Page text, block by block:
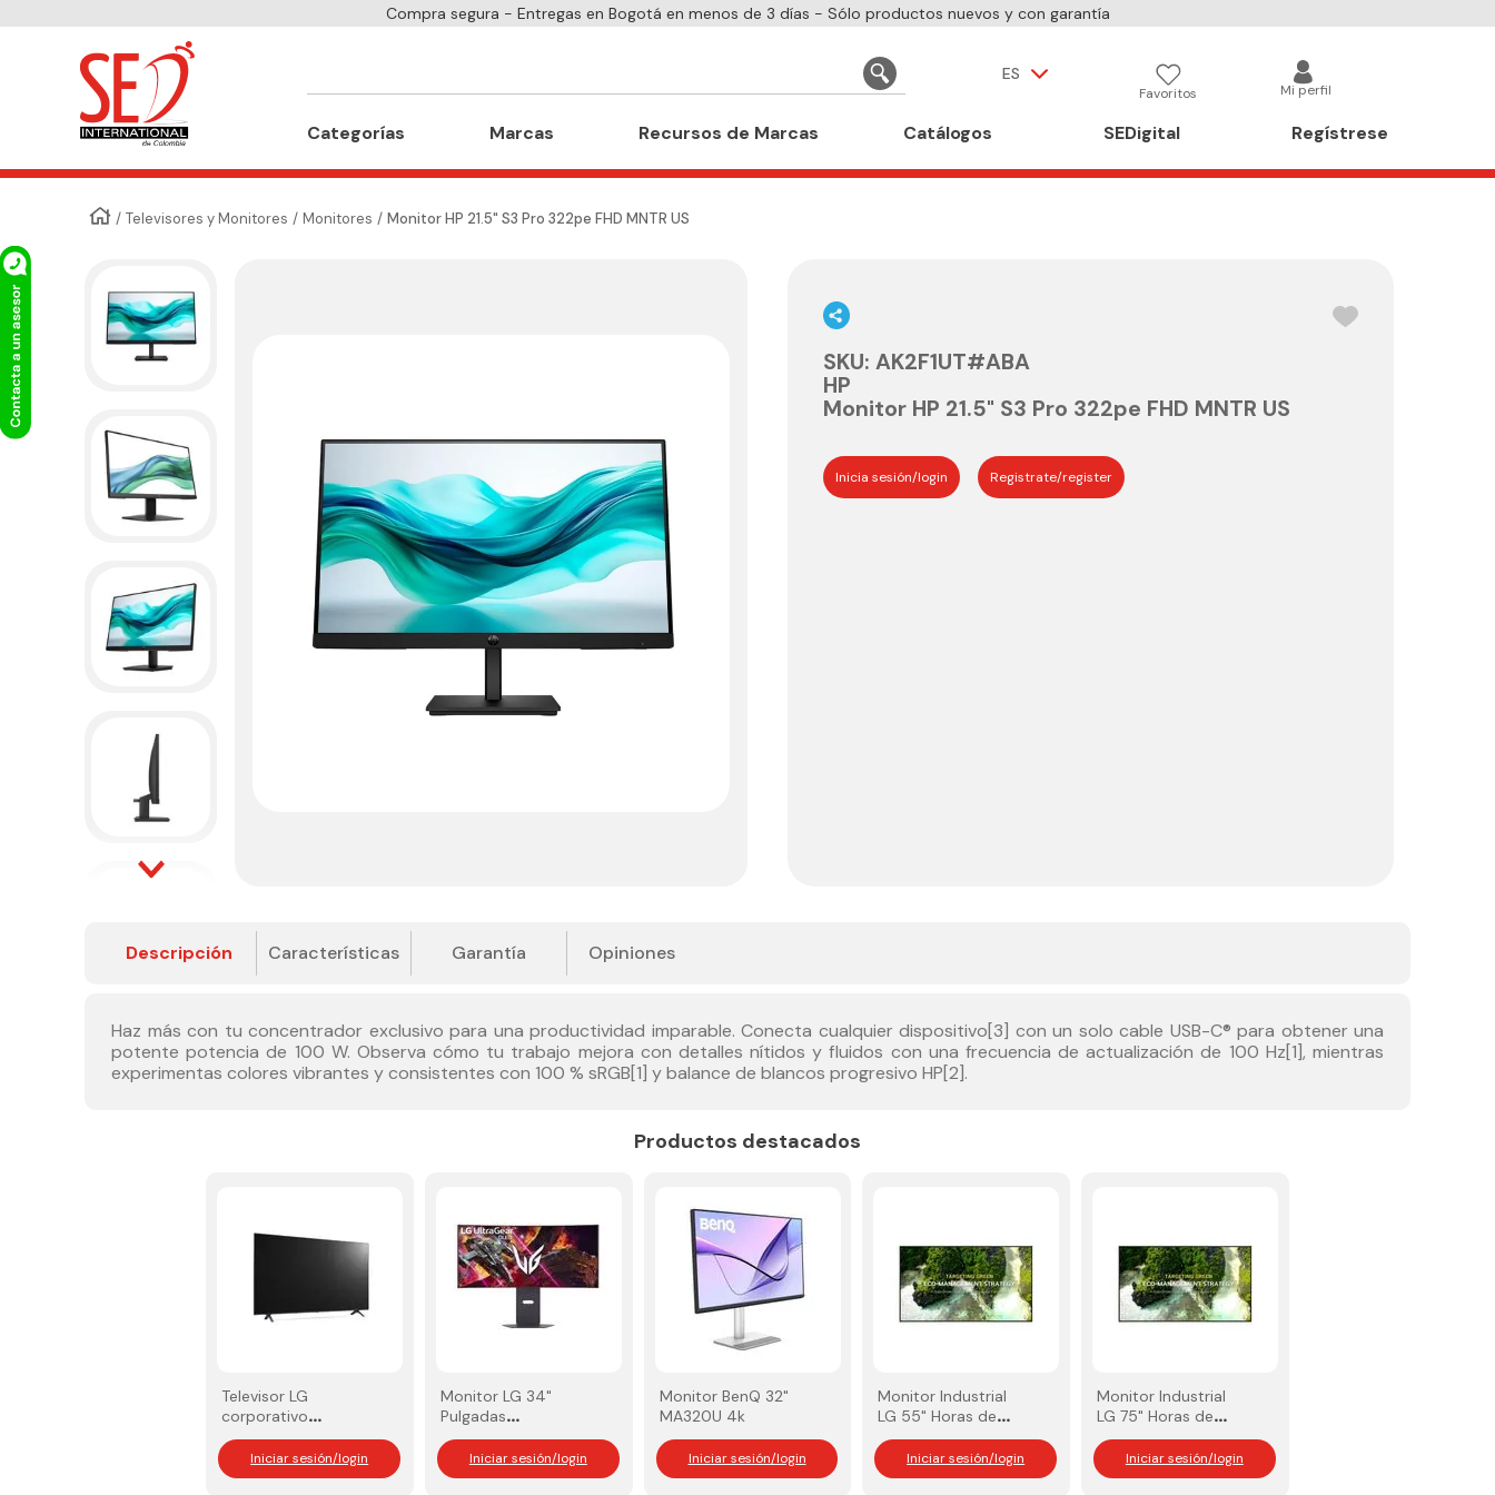
Compra segura - Entregas en Bogotá en menos de 3 días - Sólo productos nuevos y con garantía
ES
Favoritos Mi perfil
Categorías Marcas Recursos de Marcas Catálogos SEDigital Regístrese
Televisores y Monitores Monitores Monitor HP 21.5" S3 Pro 322pe FHD MNTR US
SKU: AK2F1UT#ABA
HP
Monitor HP 21.5" S3 Pro 322pe FHD MNTR US
Inicia sesión/login Registrate/register
Descripción Características Garantía Opiniones
Haz más con tu concentrador exclusivo para una productividad imparable. Conecta cualquier dispositivo[3] con un solo cable USB-C® para obtener una
potente potencia de 100 W. Observa cómo tu trabajo mejora con detalles nítidos y fluidos con una frecuencia de actualización de 100 Hz[1], mientras
experimentas colores vibrantes y consistentes con 100 % sRGB[1] y balance de blancos progresivo HP[2].
Productos destacados
Televisor LG
corporativo
compatible con
Super Sing
Iniciar sesión/login
Monitor LG 34"
Pulgadas
34GX900A‑B
WQHD OLED Curvo
Iniciar sesión/login
Monitor BenQ 32"
MA320U 4k
Iniciar sesión/login
Monitor Industrial
LG 55" Horas de
uso 24*7 500nit
Iniciar sesión/login
Monitor Industrial
LG 75" Horas de
uso 16*7 350nit
Iniciar sesión/login